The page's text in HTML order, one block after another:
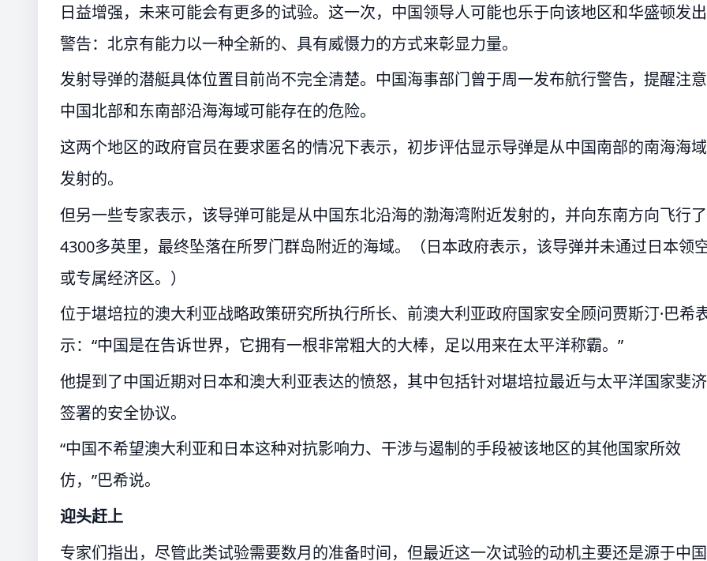
日益增强，未来可能会有更多的试验。这一次，中国领导人可能也乐于向该地区和华盛顿发出
警告：北京有能力以一种全新的、具有威慑力的方式来彰显力量。
发射导弹的潜艇具体位置目前尚不完全清楚。中国海事部门曾于周一发布航行警告，提醒注意
中国北部和东南部沿海海域可能存在的危险。
这两个地区的政府官员在要求匿名的情况下表示，初步评估显示导弹是从中国南部的南海海域
发射的。
但另一些专家表示，该导弹可能是从中国东北沿海的渤海湾附近发射的，并向东南方向飞行了
4300多英里，最终坠落在所罗门群岛附近的海域。（日本政府表示，该导弹并未通过日本领
或专属经济区。）
位于堪培拉的澳大利亚战略政策研究所执行所长、前澳大利亚政府国家安全顾问贾斯汀·巴希
示：“中国是在告诉世界，它拥有一根非常粗大的大棒，足以用来在太平洋称霸。”
他提到了中国近期对日本和澳大利亚表达的愤怒，其中包括针对堪培拉最近与太平洋国家斐济
签署的安全协议。
“中国不希望澳大利亚和日本这种对抗影响力、干涉与遏制的手段被该地区的其他国家所效
仿，”巴希说。
迎头赶上
专家们指出，尽管此类试验需要数月的准备时间，但最近这一次试验的动机主要还是源于中国